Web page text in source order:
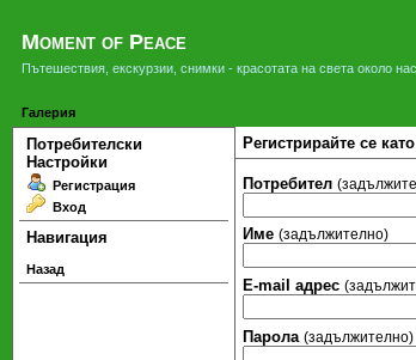
Moment of Peace
Пътешествия, екскурзии, снимки - красотата на света около нас.
Галерия
Потребителски
Настройки
Регистрация
Вход
Навигация
Назад
Регистрирайте се
Потребител
Име (задължително)
Е-mail адрес
Парола (задължително)